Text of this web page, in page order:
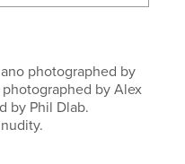
photographed by
by Alex
by Phil Dlab.